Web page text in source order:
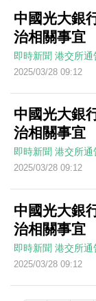
中國光大銀
治相關事宜
即時新聞 港交所通
2025/03/28 09:12
中國光大銀
治相關事宜
即時新聞 港交所通
2025/03/28 09:12
中國光大銀
治相關事宜
即時新聞 港交所通
2025/03/28 09:12